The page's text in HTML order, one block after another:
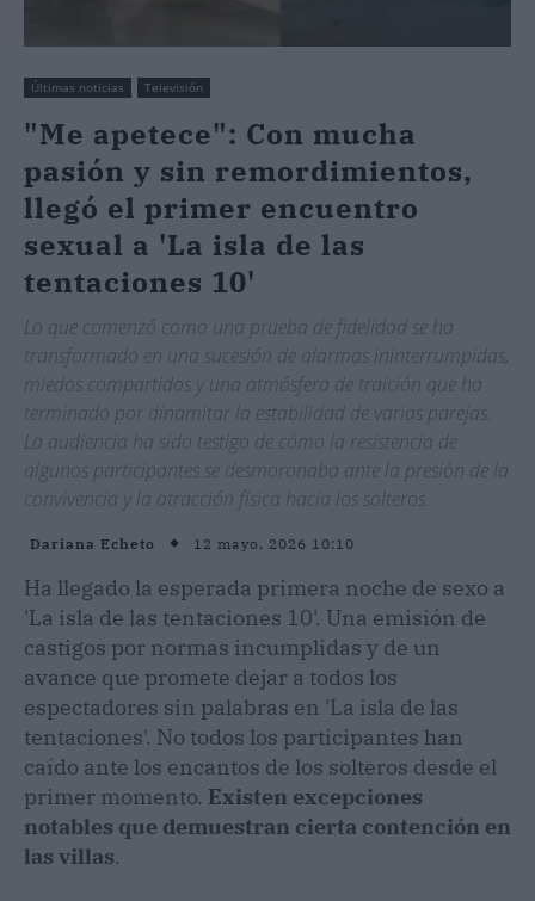
Últimas noticias Televisión
"Me apetece": Con mucha
pasión y sin remordimientos,
llegó el primer encuentro
sexual a 'La isla de las
tentaciones 10'
Lo que comenzó como una prueba de fidelidad se ha
transformado en una sucesión de alarmas ininterrumpidas,
miedos compartidos y una atmósfera de traición que ha
terminado por dinamitar la estabilidad de varias parejas.
La audiencia ha sido testigo de cómo la resistencia de
algunos participantes se desmoronaba ante la presión de la
convivencia y la atracción física hacia los solteros.
Dariana Echeto 12 mayo, 2026 10:10
Ha llegado la esperada primera noche de sexo a
'La isla de las tentaciones 10'. Una emisión de
castigos por normas incumplidas y de un
avance que promete dejar a todos los
espectadores sin palabras en 'La isla de las
tentaciones'. No todos los participantes han
caído ante los encantos de los solteros desde el
primer momento. Existen excepciones
notables que demuestran cierta contención en
las villas.